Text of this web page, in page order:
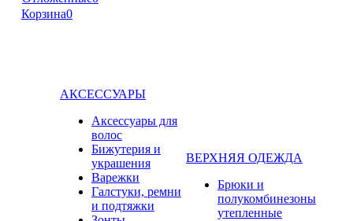
Корзина0
АКСЕССУАРЫ
Аксессуары для
волос
Бижутерия и
украшения
Варежки
Галстуки, ремни
и подтяжки
ВЕРХНЯЯ ОДЕЖДА
Брюки и
полукомбинезоны
утепленные